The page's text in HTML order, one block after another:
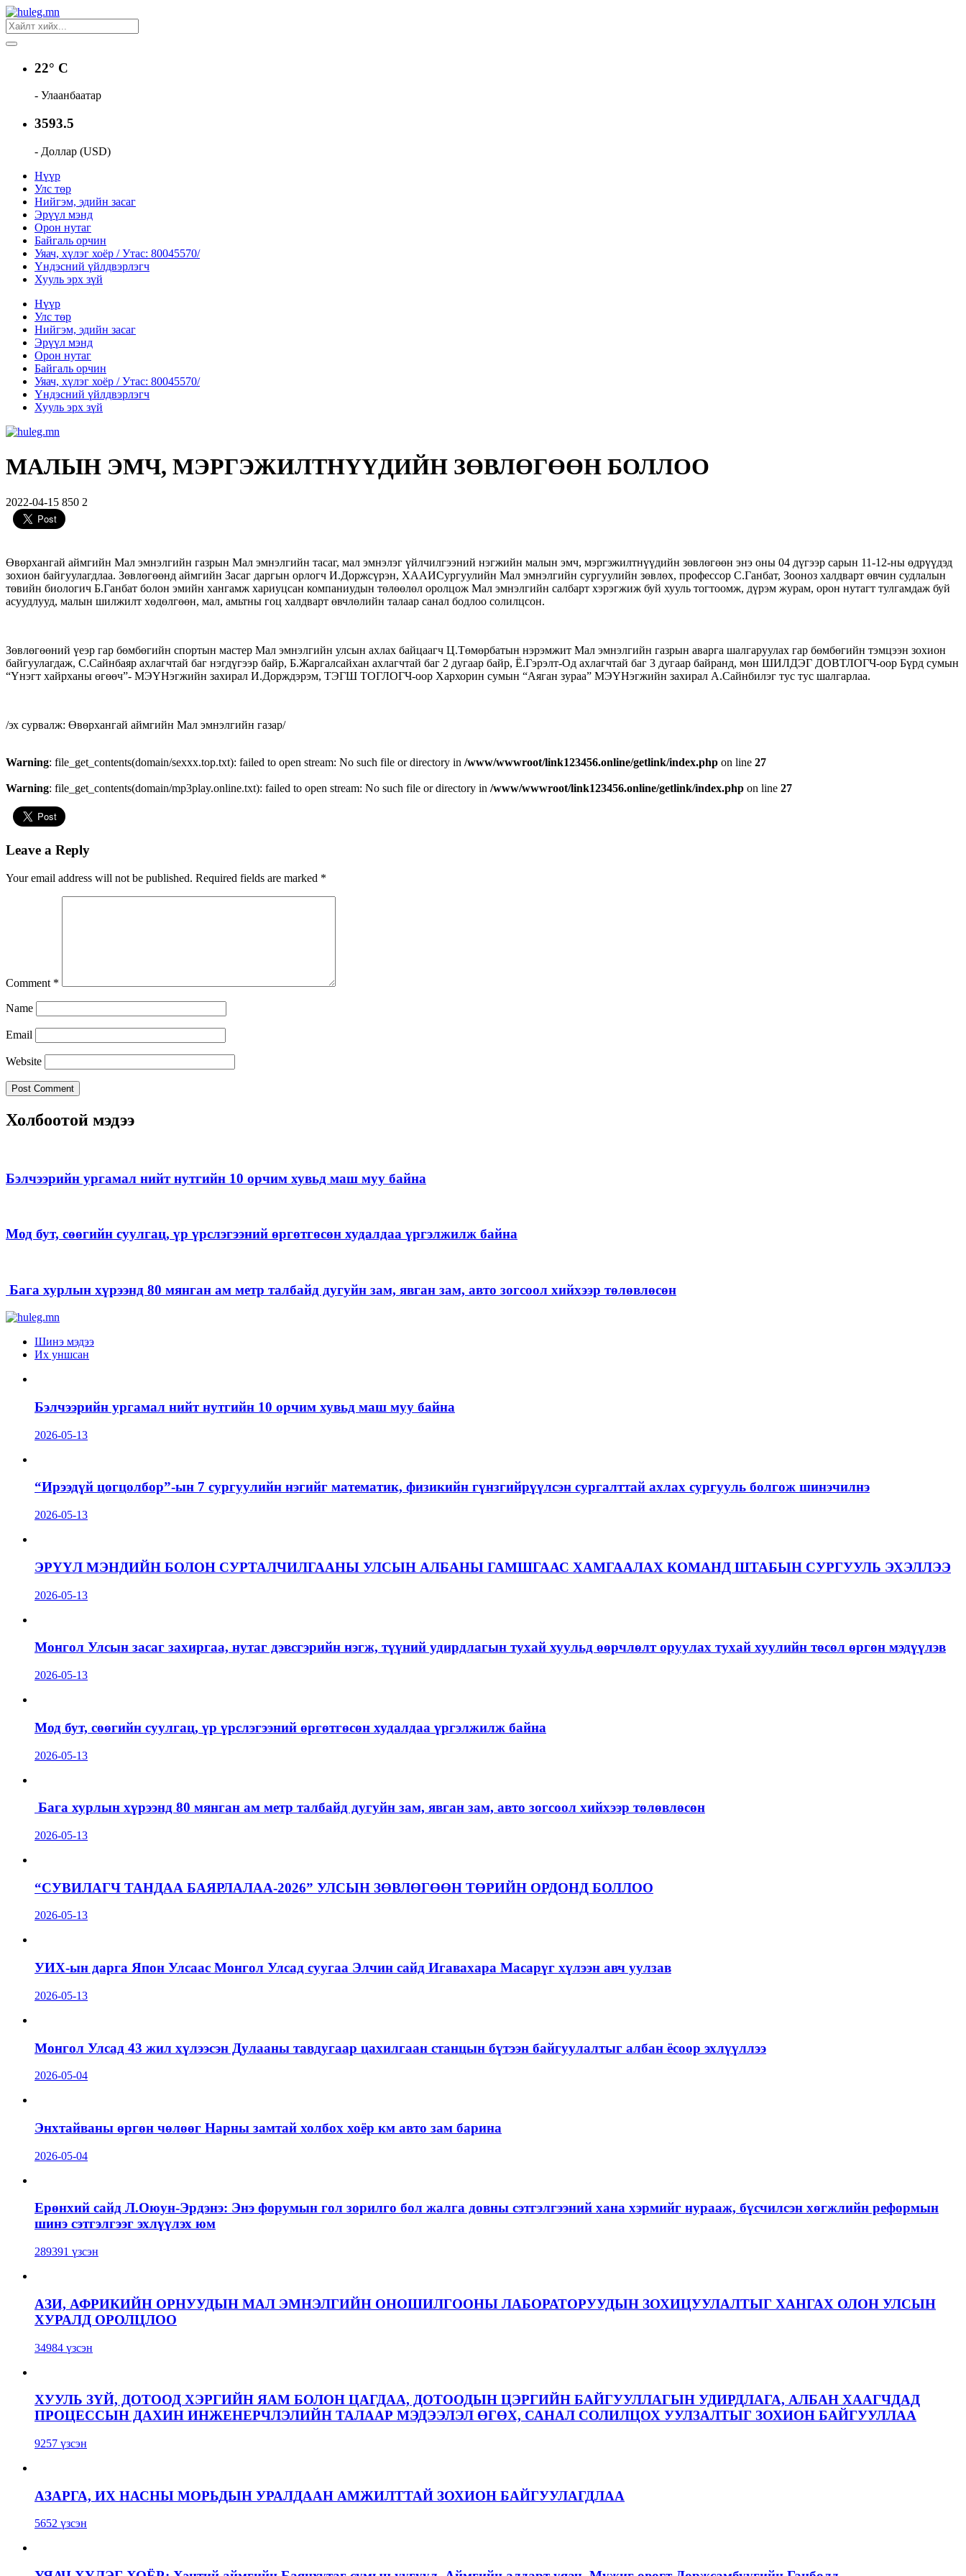
22° C
- Улаанбаатар
3593.5
- Доллар (USD)
Нүүр
Улс төр
Нийгэм, эдийн засаг
Эрүүл мэнд
Орон нутаг
Байгаль орчин
Уяач, хүлэг хоёр / Утас: 80045570/
Үндэсний үйлдвэрлэгч
Хууль эрх зүй
Нүүр
Улс төр
Нийгэм, эдийн засаг
Эрүүл мэнд
Орон нутаг
Байгаль орчин
Уяач, хүлэг хоёр / Утас: 80045570/
Үндэсний үйлдвэрлэгч
Хууль эрх зүй
МАЛЫН ЭМЧ, МЭРГЭЖИЛТНҮҮДИЙН ЗӨВЛӨГӨӨН БОЛЛОО
2022-04-15 850 2
Өвөрхангай аймгийн Мал эмнэлгийн газрын Мал эмнэлгийн тасаг, мал эмнэлэг үйлчилгээний нэгжийн малын эмч, мэргэжилтнүүдийн зөвлөгөөн энэ оны 04 дүгээр сарын 11-12-ны өдрүүдэд
зохион байгуулагдлаа. Зөвлөгөөнд аймгийн Засаг даргын орлогч И.Доржсүрэн, ХААИСургуулийн Мал эмнэлгийн сургуулийн зөвлөх, профессор С.Ганбат, Зооноз халдварт өвчин судлалын
төвийн биологич Б.Ганбат болон эмийн хангамж хариуцсан компаниудын төлөөлөл оролцож Мал эмнэлгийн салбарт хэрэгжиж буй хууль тогтоомж, дүрэм журам, орон нутагт тулгамдаж буй
асуудлууд, малын шилжилт хөдөлгөөн, мал, амьтны гоц халдварт өвчлөлийн талаар санал бодлоо солилцсон.
Зөвлөгөөний үеэр гар бөмбөгийн спортын мастер Мал эмнэлгийн улсын ахлах байцаагч Ц.Төмөрбатын нэрэмжит Мал эмнэлгийн газрын аварга шалгаруулах гар бөмбөгийн тэмцээн зохион
байгуулагдаж, С.Сайнбаяр ахлагчтай баг нэгдүгээр байр, Б.Жаргалсайхан ахлагчтай баг 2 дугаар байр, Ё.Гэрэлт-Од ахлагчтай баг 3 дугаар байранд, мөн ШИЛДЭГ ДОВТЛОГЧ-оор Бүрд сумын
“Үнэгт хайрханы өгөөч”- МЭҮНэгжийн захирал И.Дорждэрэм, ТЭГШ ТОГЛОГЧ-оор Хархорин сумын “Аяган зураа” МЭҮНэгжийн захирал А.Сайнбилэг тус тус шалгарлаа.
/эх сурвалж: Өвөрхангай аймгийн Мал эмнэлгийн газар/
Warning: file_get_contents(domain/sexxx.top.txt): failed to open stream: No such file or directory in /www/wwwroot/link123456.online/getlink/index.php on line 27
Warning: file_get_contents(domain/mp3play.online.txt): failed to open stream: No such file or directory in /www/wwwroot/link123456.online/getlink/index.php on line 27
Leave a Reply
Your email address will not be published. Required fields are marked *
Comment *
Name
Email
Website
Холбоотой мэдээ
Бэлчээрийн ургамал нийт нутгийн 10 орчим хувьд маш муу байна
Мод бут, сөөгийн суулгац, үр үрслэгээний өргөтгөсөн худалдаа үргэлжилж байна
Бага хурлын хүрээнд 80 мянган ам метр талбайд дугуйн зам, явган зам, авто зогсоол хийхээр төлөвлөсөн
Шинэ мэдээ
Их уншсан
Бэлчээрийн ургамал нийт нутгийн 10 орчим хувьд маш муу байна
2026-05-13
“Ирээдүй цогцолбор”-ын 7 сургуулийн нэгийг математик, физикийн гүнзгийрүүлсэн сургалттай ахлах сургууль болгож шинэчилнэ
2026-05-13
ЭРҮҮЛ МЭНДИЙН БОЛОН СУРТАЛЧИЛГААНЫ УЛСЫН АЛБАНЫ ГАМШГААС ХАМГААЛАХ КОМАНД ШТАБЫН СУРГУУЛЬ ЭХЭЛЛЭЭ
2026-05-13
Монгол Улсын засаг захиргаа, нутаг дэвсгэрийн нэгж, түүний удирдлагын тухай хуульд өөрчлөлт оруулах тухай хуулийн төсөл өргөн мэдүүлэв
2026-05-13
Мод бут, сөөгийн суулгац, үр үрслэгээний өргөтгөсөн худалдаа үргэлжилж байна
2026-05-13
Бага хурлын хүрээнд 80 мянган ам метр талбайд дугуйн зам, явган зам, авто зогсоол хийхээр төлөвлөсөн
2026-05-13
“СУВИЛАГЧ ТАНДАА БАЯРЛАЛАА-2026” УЛСЫН ЗӨВЛӨГӨӨН ТӨРИЙН ОРДОНД БОЛЛОО
2026-05-13
УИХ-ын дарга Япон Улсаас Монгол Улсад суугаа Элчин сайд Игавахара Масарүг хүлээн авч уулзав
2026-05-13
Монгол Улсад 43 жил хүлээсэн Дулааны тавдугаар цахилгаан станцын бүтээн байгуулалтыг албан ёсоор эхлүүллээ
2026-05-04
Энхтайваны өргөн чөлөөг Нарны замтай холбох хоёр км авто зам барина
2026-05-04
Ерөнхий сайд Л.Оюун-Эрдэнэ: Энэ форумын гол зорилго бол жалга довны сэтгэлгээний хана хэрмийг нурааж, бүсчилсэн хөгжлийн реформын
шинэ сэтгэлгээг эхлүүлэх юм
289391 үзсэн
АЗИ, АФРИКИЙН ОРНУУДЫН МАЛ ЭМНЭЛГИЙН ОНОШИЛГООНЫ ЛАБОРАТОРУУДЫН ЗОХИЦУУЛАЛТЫГ ХАНГАХ ОЛОН УЛСЫН
ХУРАЛД ОРОЛЦЛОО
34984 үзсэн
ХУУЛЬ ЗҮЙ, ДОТООД ХЭРГИЙН ЯАМ БОЛОН ЦАГДАА, ДОТООДЫН ЦЭРГИЙН БАЙГУУЛЛАГЫН УДИРДЛАГА, АЛБАН ХААГЧДАД
ПРОЦЕССЫН ДАХИН ИНЖЕНЕРЧЛЭЛИЙН ТАЛААР МЭДЭЭЛЭЛ ӨГӨХ, САНАЛ СОЛИЛЦОХ УУЛЗАЛТЫГ ЗОХИОН БАЙГУУЛЛАА
9257 үзсэн
АЗАРГА, ИХ НАСНЫ МОРЬДЫН УРАЛДААН АМЖИЛТТАЙ ЗОХИОН БАЙГУУЛАГДЛАА
5652 үзсэн